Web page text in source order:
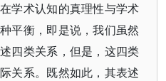
学术认知的真理性与学术
平衡，即是说，我们虽然
四类关系，但是，这四类
关系。既然如此，其表述